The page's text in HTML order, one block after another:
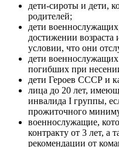
дети-сироты и дети,
родителей;
дети
достижении возраста
условии, что они
дети
погибших при
дети Героев СССР и
лица до 20 лет,
инвалида I группы,
прожиточного
военнослужащие,
контракту от 3 лет, а
рекомендации от